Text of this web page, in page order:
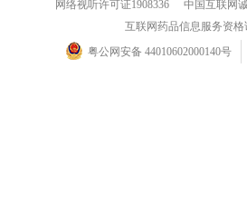
网络视听许可证1908336 中国互联网
互联网药品信息服务资格
粤公网安备 44010602000140号